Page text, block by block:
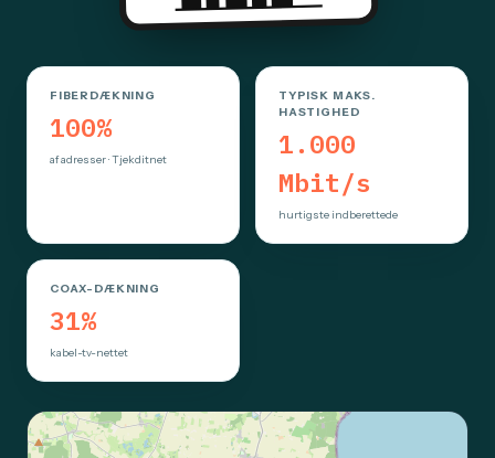
FIBERDÆKNING
100%
af adresser · Tjekditnet
TYPISK MAKS.
HASTIGHED
1.000
Mbit/s
hurtigste indberettede
COAX-DÆKNING
31%
kabel-tv-nettet